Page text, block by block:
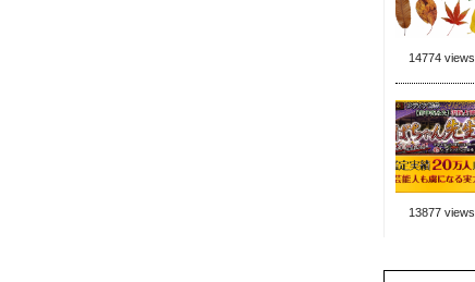
14774 views
13877 views